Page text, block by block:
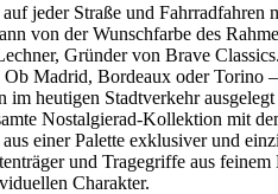
jeder Straße und
von der Wunschfarbe des
Gründer von Brave
Madrid, Bordeaux oder Torino
im heutigen Stadtverkehr
Nostalgierad-Kollektion mit
einer Palette exklusiver und
und Tragegriffe aus
Charakter.